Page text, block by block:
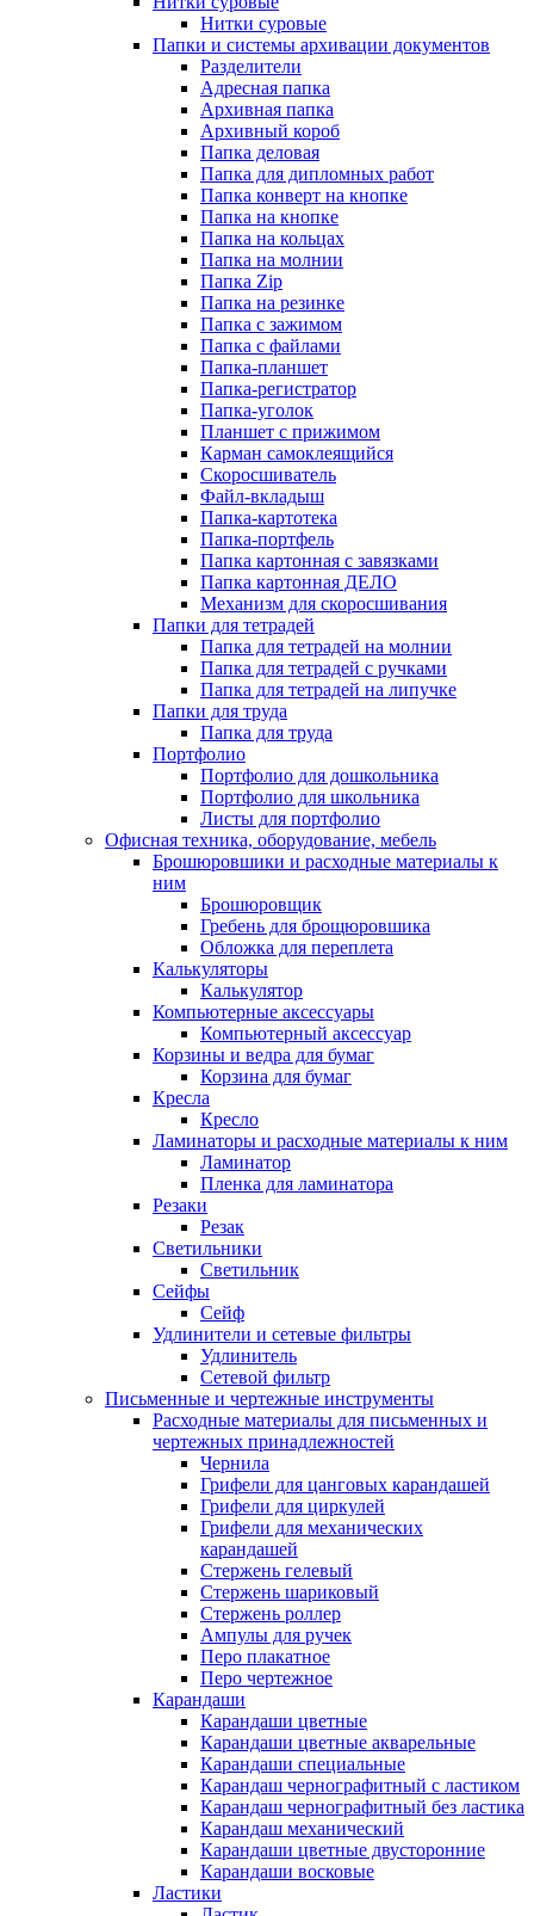
Нитки суровые
Папки и системы архивации документов
Разделители
Адресная папка
Архивная папка
Архивный короб
Папка деловая
Папка для дипломных работ
Папка конверт на кнопке
Папка на кнопке
Папка на кольцах
Папка на молнии
Папка Zip
Папка на резинке
Папка с зажимом
Папка с файлами
Папка-планшет
Папка-регистратор
Папка-уголок
Планшет с прижимом
Карман самоклеящийся
Скоросшиватель
Файл-вкладыш
Папка-картотека
Папка-портфель
Папка картонная с завязками
Папка картонная ДЕЛО
Механизм для скоросшивания
Папки для тетрадей
Папка для тетрадей на молнии
Папка для тетрадей с ручками
Папка для тетрадей на липучке
Папки для труда
Папка для труда
Портфолио
Портфолио для дошкольника
Портфолио для школьника
Листы для портфолио
Офисная техника, оборудование, мебель
Брошюровшики и расходные материалы к
ним
Брошюровщик
Гребень для брощюровшика
Обложка для переплета
Калькуляторы
Калькулятор
Компьютерные аксессуары
Компьютерный аксессуар
Корзины и ведра для бумаг
Корзина для бумаг
Кресла
Кресло
Ламинаторы и расходные материалы к ним
Ламинатор
Пленка для ламинатора
Резаки
Резак
Светильники
Светильник
Сейфы
Сейф
Удлинители и сетевые фильтры
Удлинитель
Сетевой фильтр
Письменные и чертежные инструменты
Расходные материалы для письменных и
чертежных принадлежностей
Чернила
Грифели для цанговых карандашей
Грифели для циркулей
Грифели для механических
карандашей
Стержень гелевый
Стержень шариковый
Стержень роллер
Ампулы для ручек
Перо плакатное
Перо чертежное
Карандаши
Карандаши цветные
Карандаши цветные акварельные
Карандаши специальные
Карандаш чернографитный с ластиком
Карандаш чернографитный без ластика
Карандаш механический
Карандаши цветные двусторонние
Карандаши восковые
Ластики